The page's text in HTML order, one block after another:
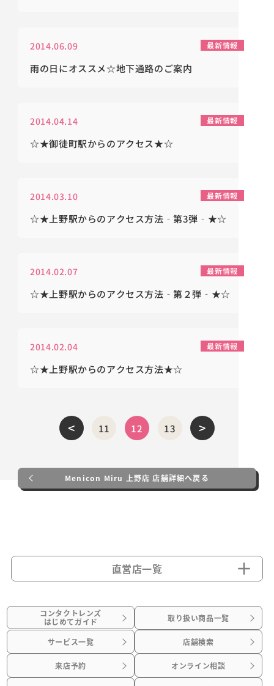
2014.06.09 最新情報
雨の日にオススメ☆地下通路のご案内
2014.04.14 最新情報
☆★御徒町駅からのアクセス★☆
2014.03.10 最新情報
☆★上野駅からのアクセス方法‐第3弾‐★☆
2014.02.07 最新情報
☆★上野駅からのアクセス方法‐第２弾‐★☆
2014.02.04 最新情報
☆★上野駅からのアクセス方法★☆
< 11 12 13 >
Menicon Miru 上野店 店舗詳細へ戻る
直営店一覧
コンタクトレンズ
はじめてガイド 取り扱い商品一覧
サービス一覧 店舗検索
来店予約 オンライン相談